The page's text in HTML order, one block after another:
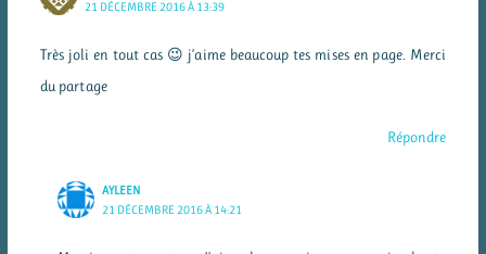
21 DÉCEMBRE 2016 À 13:39
Très joli en tout cas 😉 j’aime beaucoup tes mises en page. Merci
du partage
Répondre
AYLEEN
21 DÉCEMBRE 2016 À 14:21